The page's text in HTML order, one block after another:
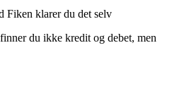
Fiken klarer du det selv
du ikke kredit og debet, men